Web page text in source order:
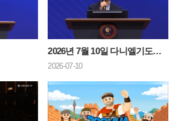
2026년 7월 10일 다니엘기도회 사역 간증
2026-07-10